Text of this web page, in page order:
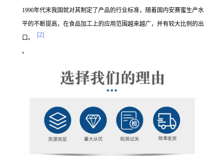
1990年代末我国就对其制定了产品的行业标准，随着国内安赛蜜生产水
平的不断提高，在食品加工上的应用范围越来越广，并有较大比例的出
口。
[2]
。